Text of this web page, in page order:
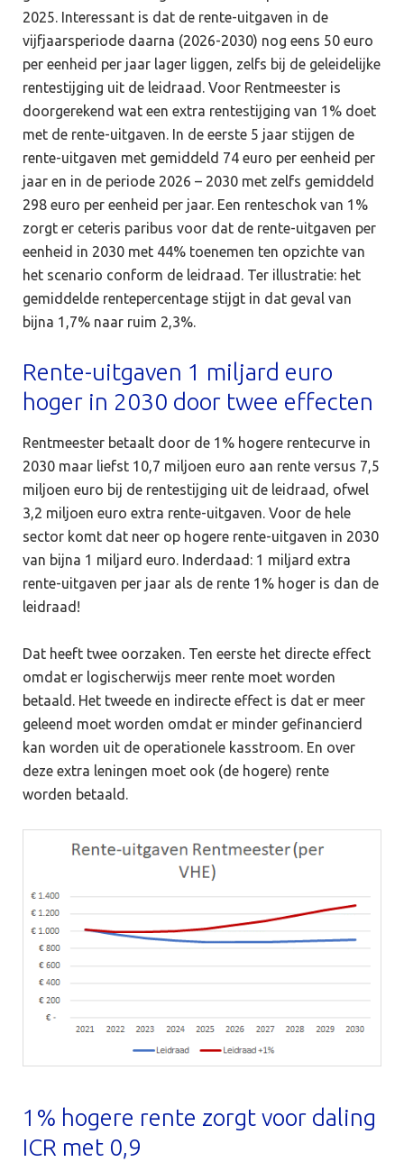
2025. Interessant is dat de rente-uitgaven in de
vijfjaarsperiode daarna (2026-2030) nog eens 50 euro
per eenheid per jaar lager liggen, zelfs bij de geleidelijke
rentestijging uit de leidraad. Voor Rentmeester is
doorgerekend wat een extra rentestijging van 1% doet
met de rente-uitgaven. In de eerste 5 jaar stijgen de
rente-uitgaven met gemiddeld 74 euro per eenheid per
jaar en in de periode 2026 – 2030 met zelfs gemiddeld
298 euro per eenheid per jaar. Een renteschok van 1%
zorgt er ceteris paribus voor dat de rente-uitgaven per
eenheid in 2030 met 44% toenemen ten opzichte van
het scenario conform de leidraad. Ter illustratie: het
gemiddelde rentepercentage stijgt in dat geval van
bijna 1,7% naar ruim 2,3%.
Rente-uitgaven 1 miljard euro
hoger in 2030 door twee effecten
Rentmeester betaalt door de 1% hogere rentecurve in
2030 maar liefst 10,7 miljoen euro aan rente versus 7,5
miljoen euro bij de rentestijging uit de leidraad, ofwel
3,2 miljoen euro extra rente-uitgaven. Voor de hele
sector komt dat neer op hogere rente-uitgaven in 2030
van bijna 1 miljard euro. Inderdaad: 1 miljard extra
rente-uitgaven per jaar als de rente 1% hoger is dan de
leidraad!
Dat heeft twee oorzaken. Ten eerste het directe effect
omdat er logischerwijs meer rente moet worden
betaald. Het tweede en indirecte effect is dat er meer
geleend moet worden omdat er minder gefinancierd
kan worden uit de operationele kasstroom. En over
deze extra leningen moet ook (de hogere) rente
worden betaald.
1% hogere rente zorgt voor daling
ICR met 0,9